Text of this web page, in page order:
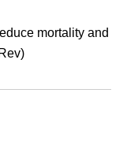
mortality and